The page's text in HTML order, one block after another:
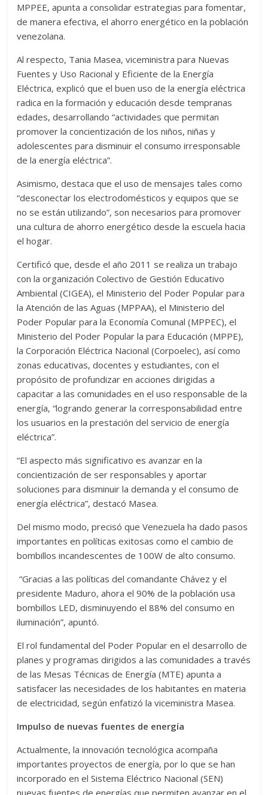
MPPEE, apunta a consolidar estrategias para fomentar,
de manera efectiva, el ahorro energético en la población
venezolana.
Al respecto, Tania Masea, viceministra para Nuevas
Fuentes y Uso Racional y Eficiente de la Energía
Eléctrica, explicó que el buen uso de la energía eléctrica
radica en la formación y educación desde tempranas
edades, desarrollando “actividades que permitan
promover la concientización de los niños, niñas y
adolescentes para disminuir el consumo irresponsable
de la energía eléctrica”.
Asimismo, destaca que el uso de mensajes tales como
“desconectar los electrodomésticos y equipos que se
no se están utilizando”, son necesarios para promover
una cultura de ahorro energético desde la escuela hacia
el hogar.
Certificó que, desde el año 2011 se realiza un trabajo
con la organización Colectivo de Gestión Educativo
Ambiental (CIGEA), el Ministerio del Poder Popular para
la Atención de las Aguas (MPPAA), el Ministerio del
Poder Popular para la Economía Comunal (MPPEC), el
Ministerio del Poder Popular la para Educación (MPPE),
la Corporación Eléctrica Nacional (Corpoelec), así como
zonas educativas, docentes y estudiantes, con el
propósito de profundizar en acciones dirigidas a
capacitar a las comunidades en el uso responsable de la
energía, “logrando generar la corresponsabilidad entre
los usuarios en la prestación del servicio de energía
eléctrica”.
“El aspecto más significativo es avanzar en la
concientización de ser responsables y aportar
soluciones para disminuir la demanda y el consumo de
energía eléctrica”, destacó Masea.
Del mismo modo, precisó que Venezuela ha dado pasos
importantes en políticas exitosas como el cambio de
bombillos incandescentes de 100W de alto consumo.
“Gracias a las políticas del comandante Chávez y el
presidente Maduro, ahora el 90% de la población usa
bombillos LED, disminuyendo el 88% del consumo en
iluminación”, apuntó.
El rol fundamental del Poder Popular en el desarrollo de
planes y programas dirigidos a las comunidades a través
de las Mesas Técnicas de Energía (MTE) apunta a
satisfacer las necesidades de los habitantes en materia
de electricidad, según enfatizó la viceministra Masea.
Impulso de nuevas fuentes de energía
Actualmente, la innovación tecnológica acompaña
importantes proyectos de energía, por lo que se han
incorporado en el Sistema Eléctrico Nacional (SEN)